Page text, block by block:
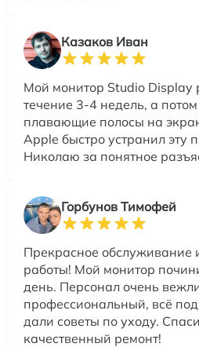
Казаков Иван
Мой монитор Studio Display
течение 3-4 недель, а
плавающие полосы на
Apple быстро устранил эту
Николаю за понятное
Горбунов Тимофей
Прекрасное обслуживание
работы! Мой монитор
день. Персонал очень
профессиональный, всё
дали советы по уходу.
качественный ремонт!